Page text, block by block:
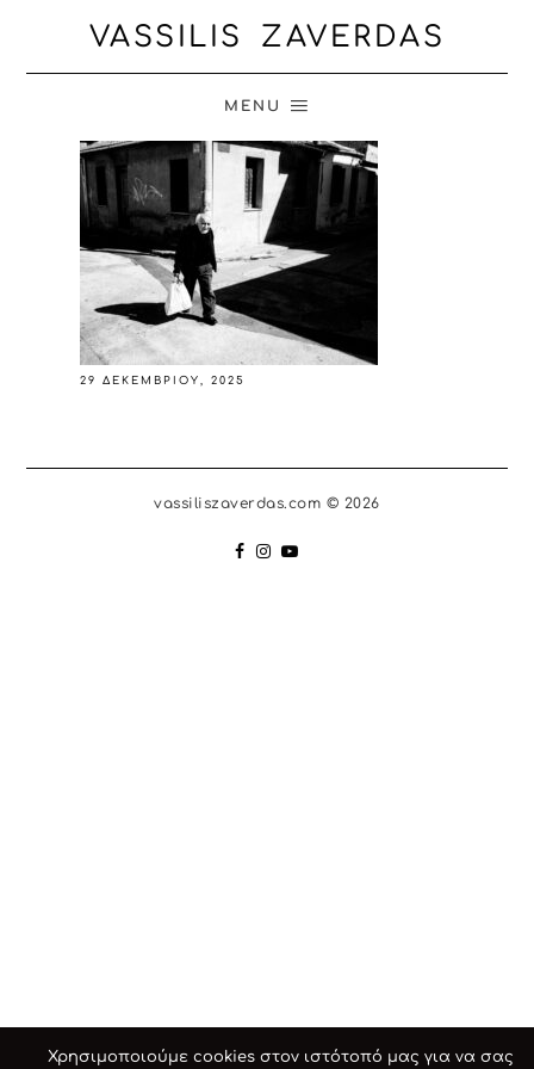
VASSILIS ZAVERDAS
MENU
29 ΔΕΚΕΜΒΡΊΟΥ, 2025
vassiliszaverdas.com © 2026
Χρησιμοποιούμε cookies στον ιστότοπό μας για να σας